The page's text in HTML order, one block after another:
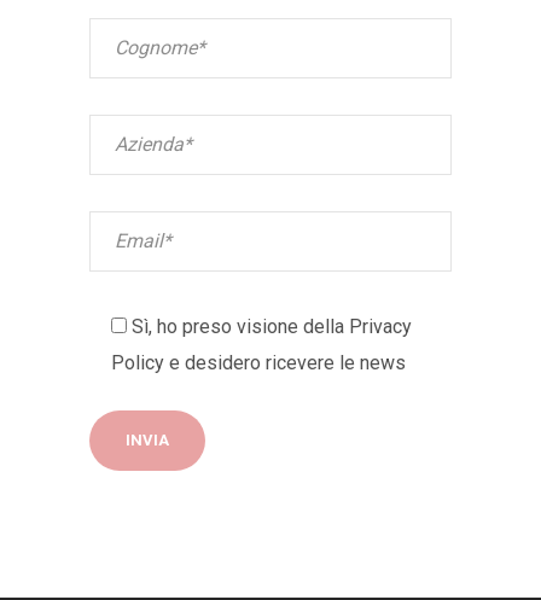
Sì, ho preso visione della Privacy
Policy e desidero ricevere le news